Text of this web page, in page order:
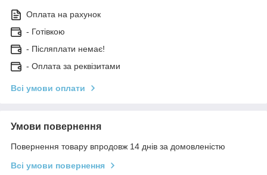
Оплата на рахунок
- Готівкою
- Післяплати немає!
- Оплата за реквізитами
Всі умови оплати
Умови повернення
Повернення товару впродовж 14 днів за домовленістю
Всі умови повернення